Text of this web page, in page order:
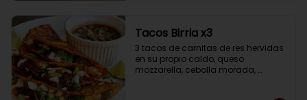
Tacos Birria x3
3 tacos de carnitas de res hervidas
en su propio caldo, queso
mozzarella, cebolla morada,